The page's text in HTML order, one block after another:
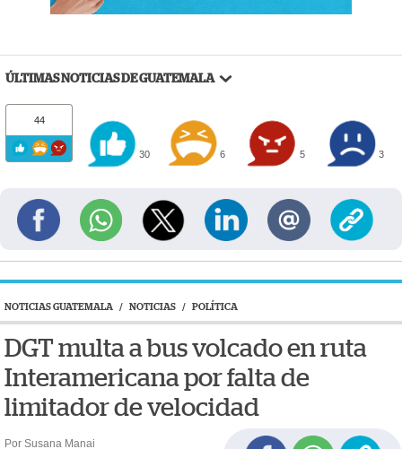
ÚLTIMAS NOTICIAS DE GUATEMALA
44
30 6 5 3
NOTICIAS GUATEMALA / NOTICIAS / POLÍTICA
DGT multa a bus volcado en ruta
Interamericana por falta de
limitador de velocidad
Por Susana Manai